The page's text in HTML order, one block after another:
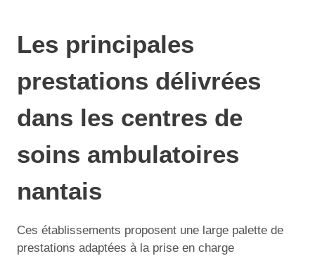
Les principales
prestations délivrées
dans les centres de
soins ambulatoires
nantais
Ces établissements proposent une large palette de
prestations adaptées à la prise en charge